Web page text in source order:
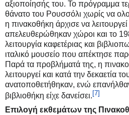
αξιοποίησής του. Το πρόγραμμα
θάνατο του Ρουσσόλι χωρίς να
η πινακοθήκη άρχισε να
απελευθερώθηκαν χώροι και το
λειτουργία καφετέριας και
ιταλικό μουσείο που απέκτησε
Παρά τα προβλήματά της, η
λειτουργεί και κατά την δεκαετία
ανατοποθετήθηκαν, ενώ
βιβλιοθήκη είχε δανείσει. [7]
Επιλογή εκθεμάτων της